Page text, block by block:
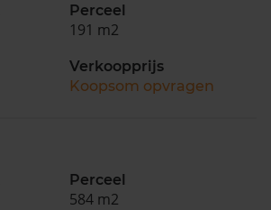
Perceel
191 m2
Verkoopprijs
Koopsom opvragen
Perceel
584 m2